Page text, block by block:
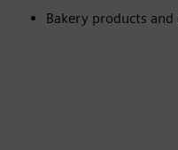
Bakery products